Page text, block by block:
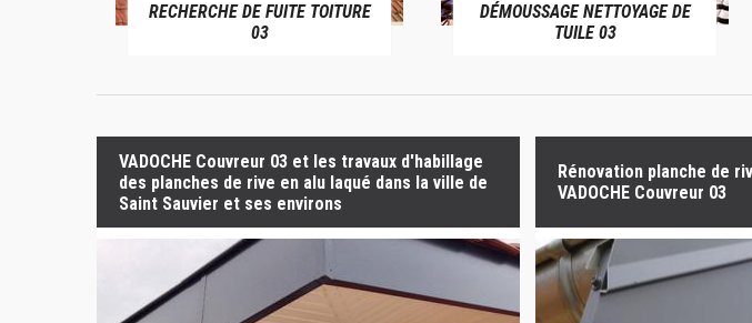
RECHERCHE DE FUITE TOITURE
03
DÉMOUSSAGE NETTOYAGE DE
TUILE 03
VADOCHE Couvreur 03 et les travaux d'habillage
des planches de rive en alu laqué dans la ville de
Saint Sauvier et ses environs
Rénovation planche de
VADOCHE Couvreur 03